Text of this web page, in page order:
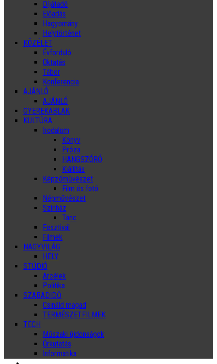
Díjátadó
Előadás
Hagyomány
Helytörténet
KÖZÉLET
Évforduló
Oktatás
Tábor
Konferencia
AJÁNLÓ
AJÁNLÓ
GYEREKABLAK
KULTÚRA
Irodalom
Könyv
Próza
HANGSZÓRÓ
Kiállítás
Képzőművészet
Film és fotó
Népművészet
Színház
Tánc
Fesztivál
Filmek
NAGYVILÁG
HELY
STÚDIÓ
Arcélek
Politika
SZABADIDŐ
Csináld magad
TERMÉSZETFILMEK
TECH
Műszaki újdonságok
Űrkutatás
Informatika